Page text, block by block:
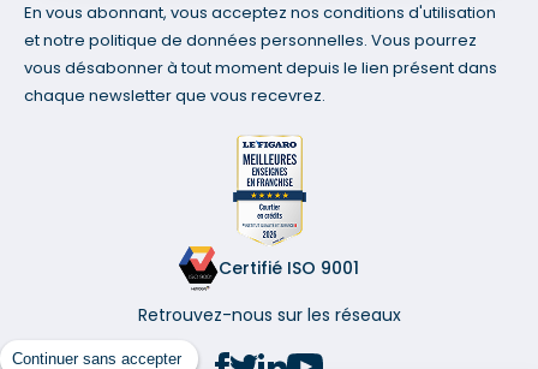
Continuer sans accepter
En vous abonnant, vous acceptez nos conditions d'utilisation
et notre politique de données personnelles. Vous pourrez
vous désabonner à tout moment depuis le lien présent dans
chaque newsletter que vous recevrez.
Certifié ISO 9001
Retrouvez-nous sur les réseaux